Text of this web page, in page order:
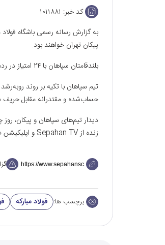
کد خبر: ۱۰۱۱۸۸۱
به گزارش رسانه رسمی باشگاه فولاد
پیکان تهران خواهند بود.
بلندقامتان سپاهان با ۲۴ امتیاز در رده سوم جدول قرار دارند، در حالی که پیکان با ۱۸ امتیاز در جایگاه ششم ایستاده است.
تیم سپاهان با تکیه بر روند
حساب‌شده و مقتدرانه مقابل
زنده از Sepahan TV و اپلیکیشن «آنتن» پخش می‌شود.
برچسب ها: فولاد مبارکه